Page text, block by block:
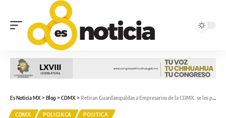
Es Noticia MX> Blog > CDMX> Retiran Guardaespaldas a Empresarios de la CDMX. se los pagaba el gobierno.
CDMX POLICIACA POLITICA